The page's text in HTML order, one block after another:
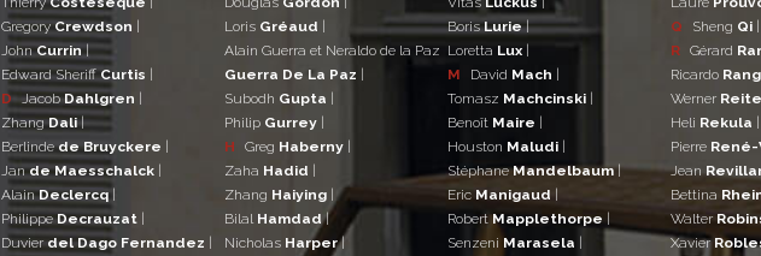
GregoryCrewdson |
JohnCurrin|
Edward SheriffCurtis |
D JacobDahlgren |
ZhangDali|
Berlindede Bruyckere |
Jande Maesschalck |
AlainDeclercq|
PhilippeDecrauzat |
Duvierdel Dago Fernandez |
Loris Gréaud |
Alain Guerra et Neraldo de la Paz
Guerra De La Paz |
Subodh Gupta |
Philip Gurrey |
H
Greg Haberny |
Zaha Hadid |
Zhang Haiying |
Bilal Hamdad|
Nicholas Harper|
BorisLurie|
Loretta Lux |
M
David Mach |
Tomasz Machcinski |
Benoît Maire |
Houston Maludi |
StéphaneMandelbaum|
Eric Manigaud |
RobertMapplethorpe |
Senzeni Marasela |
Q
Sheng Qi |
R Gérard
Ricardo
Werner
Heli Rekula |
Pierre René-
Jean
Bettina
Walter
Xavier